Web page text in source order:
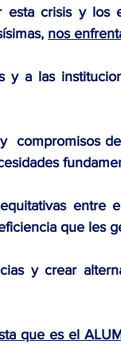
esta crisis y los
nos
y a las
compromisos
entre
que les
y crear
que es el